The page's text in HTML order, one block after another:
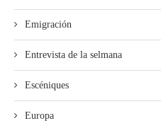
Emigración
Entrevista de la selmana
Escéniques
Europa